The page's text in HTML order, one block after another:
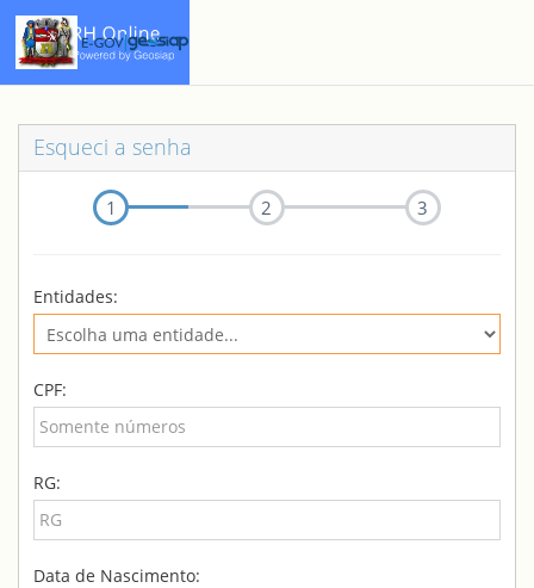
Esqueci a senha
1 2 3
Entidades:
CPF:
RG:
Data de Nascimento: